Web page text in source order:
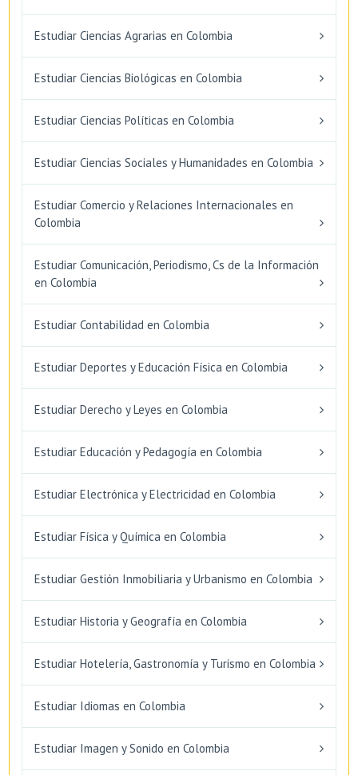
Estudiar Ciencias Agrarias en Colombia
Estudiar Ciencias Biológicas en Colombia
Estudiar Ciencias Políticas en Colombia
Estudiar Ciencias Sociales y Humanidades en Colombia
Estudiar Comercio y Relaciones Internacionales en
Colombia
Estudiar Comunicación, Periodismo, Cs de la Información
en Colombia
Estudiar Contabilidad en Colombia
Estudiar Deportes y Educación Física en Colombia
Estudiar Derecho y Leyes en Colombia
Estudiar Educación y Pedagogía en Colombia
Estudiar Electrónica y Electricidad en Colombia
Estudiar Física y Química en Colombia
Estudiar Gestión Inmobiliaria y Urbanismo en Colombia
Estudiar Historia y Geografía en Colombia
Estudiar Hotelería, Gastronomía y Turismo en Colombia
Estudiar Idiomas en Colombia
Estudiar Imagen y Sonido en Colombia